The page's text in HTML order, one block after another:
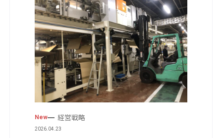
New 経営戦略
2026.04.23